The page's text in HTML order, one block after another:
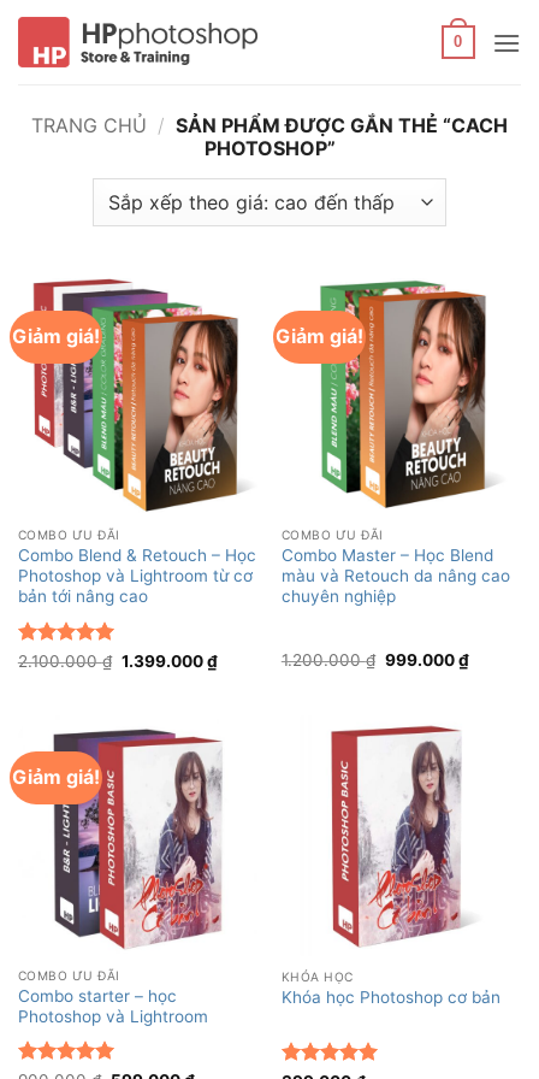
Bỏ
nội
0
TRANG CHỦ / SẢN PHẨM ĐƯỢC GẮN THẺ “CACH
PHOTOSHOP”
Giảm giá!
COMBO ƯU ĐÃI
Combo Blend & Retouch – Học
Photoshop và Lightroom từ cơ
bản tới nâng cao
Được xếp
2.100.000₫ Giá
gốc
1.399.000₫Giá
hiện
Giảm giá!
COMBO ƯU ĐÃI
Combo Master – Học Blend
màu và Retouch da nâng cao
chuyên nghiệp
1.200.000₫ Giá
999.000₫Giá
hiện
Giảm giá!
COMBO ƯU ĐÃI
Combo starter – học
Photoshop và Lightroom
KHÓA HỌC
Khóa học Photoshop cơ bản